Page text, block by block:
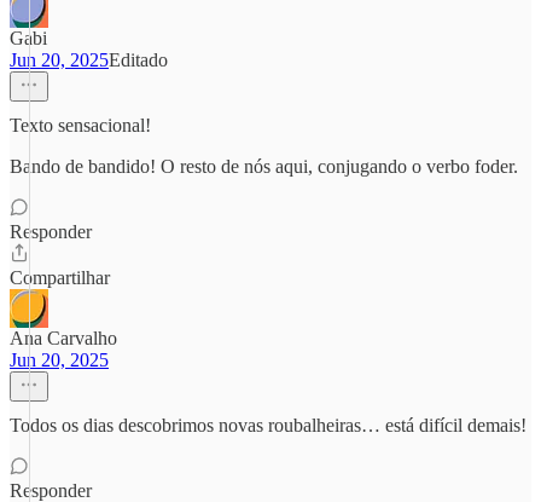
Gabi
Jun 20, 2025Editado
Texto sensacional!
Bando de bandido! O resto de nós aqui, conjugando o verbo foder.
Responder
Compartilhar
Ana Carvalho
Jun 20, 2025
Todos os dias descobrimos novas roubalheiras… está difícil demais!
Responder